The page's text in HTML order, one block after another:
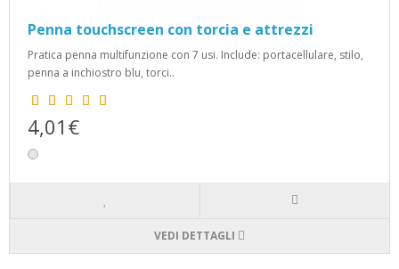
Penna touchscreen con torcia e attrezzi
Pratica penna multifunzione con 7 usi. Include: portacellulare, stilo,
penna a inchiostro blu, torci..
4,01€
VEDI DETTAGLI